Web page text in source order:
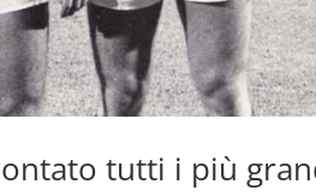
tutti i più